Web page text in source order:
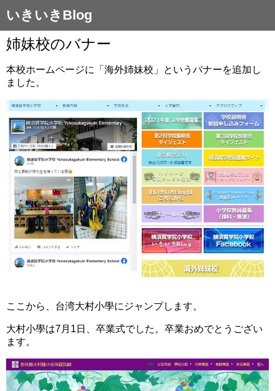
いきいきBlog
姉妹校のバナー
本校ホームページに「海外姉妹校」というバナーを追加し
ました。
ここから、台湾大村小學にジャンプします。
大村小學は7月1日、卒業式でした。卒業おめでとうござい
ます。